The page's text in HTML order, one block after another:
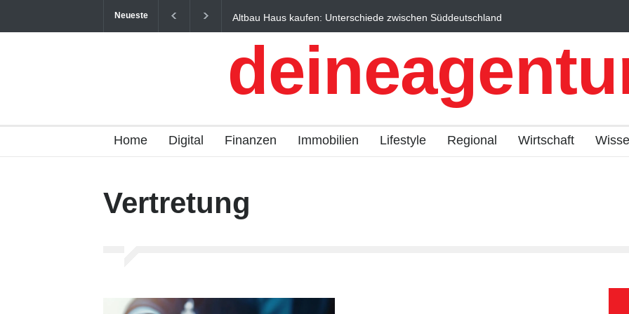
Neueste
Altbau Haus kaufen: Unterschiede zwischen Süddeutschland
und Österreich einfach erklärt
Wintersportorte als
Qualitätstourismus
Home Digital Finanzen Immobilien Lifestyle Regional Wirtschaft
Vertretung